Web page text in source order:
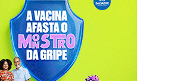
da policial militar, que foi cumprido
(4).A investigada está custodiada
da Polícia Militar, em Lauro de
passar poraudiência de custódia
(5).